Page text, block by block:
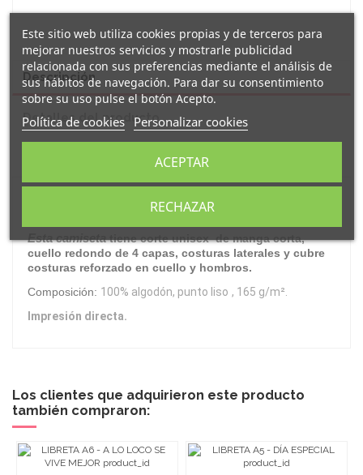
Descripción
Detalles del producto
camiseta blancadecorada con el clásico
conxuro da queimada"
Esta camisetatiene corte unisex de manga corta,
cuello redondo de 4 capas, costuras laterales y cubre
costuras reforzado en cuello y hombros.
Composición: 100% algodón, punto liso , 165 g/m².
Impresión directa.
Los clientes que adquirieron este producto
también compraron:
Este sitio web utiliza cookies propias y de terceros para
mejorar nuestros servicios y mostrarle publicidad
relacionada con sus preferencias mediante el análisis de
sus hábitos de navegación. Para dar su consentimiento
sobre su uso pulse el botón Acepto.
Política de cookies Personalizar cookies
RECHAZAR
ACEPTAR